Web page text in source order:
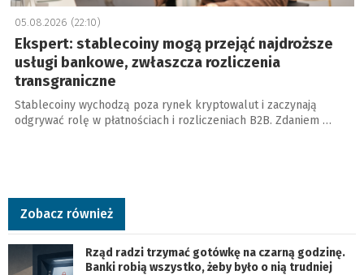
05.08.2026 (22:10)
Ekspert: stablecoiny mogą przejąć najdroższe
usługi bankowe, zwłaszcza rozliczenia
transgraniczne
Stablecoiny wychodzą poza rynek kryptowalut i zaczynają
odgrywać rolę w płatnościach i rozliczeniach B2B. Zdaniem …
Zobacz również
Rząd radzi trzymać gotówkę na czarną godzinę.
Banki robią wszystko, żeby było o nią trudniej